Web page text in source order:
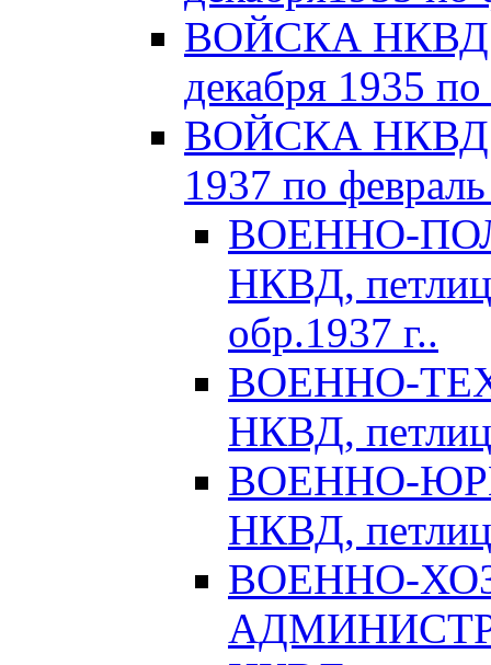
ВОЙСКА НКВД
декабря 1935
ВОЙСКА НКВД
1937 по
ВОЕННО-
НКВД,
обр.1937 г..
ВОЕННО-
НКВД,
ВОЕННО-
НКВД,
ВОЕННО-